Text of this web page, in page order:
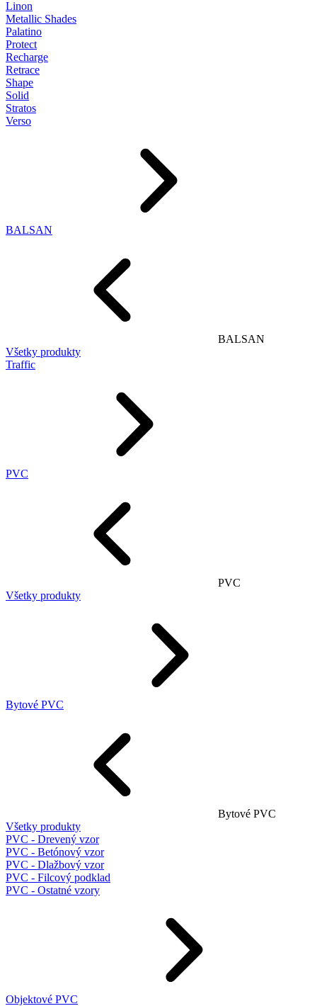
Linon
Metallic Shades
Palatino
Protect
Recharge
Retrace
Shape
Solid
Stratos
Verso
BALSAN
BALSAN
Všetky produkty
Traffic
PVC
PVC
Všetky produkty
Bytové PVC
Bytové PVC
Všetky produkty
PVC - Drevený vzor
PVC - Betónový vzor
PVC - Dlažbový vzor
PVC - Filcový podklad
PVC - Ostatné vzory
Objektové PVC